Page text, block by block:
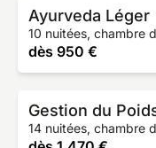
Ayurveda Léger
10 nuitées, chambre
dès 950 €
Gestion du
14 nuitées, chambre